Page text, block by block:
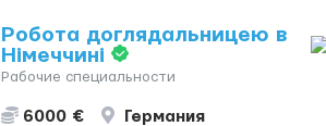
Робота доглядальницею в
Німеччині
Рабочие специальности
6000 € Германия